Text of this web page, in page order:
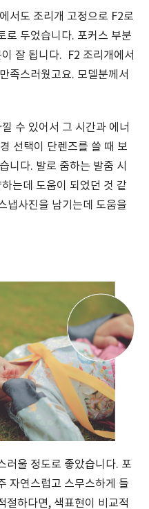
서도 조리개 고정으로 F2로
로 두었습니다. 포커스 부분
잘 됩니다. F2 조리개에서
족스러웠고요. 모델분께서
수 있어서 그 시간과 에너
선택이 단렌즈를 쓸 때 보
니다. 발로 줌하는 발줌 시
는데 도움이 되었던 것 같
냅사진을 남기는데 도움을
러울 정도로 좋았습니다. 포
자연스럽고 스무스하게 들
절하다면, 색표현이 비교적